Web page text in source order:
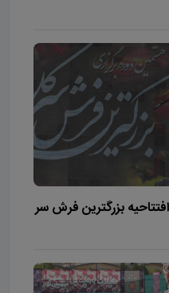
بزرگترین فرش سر